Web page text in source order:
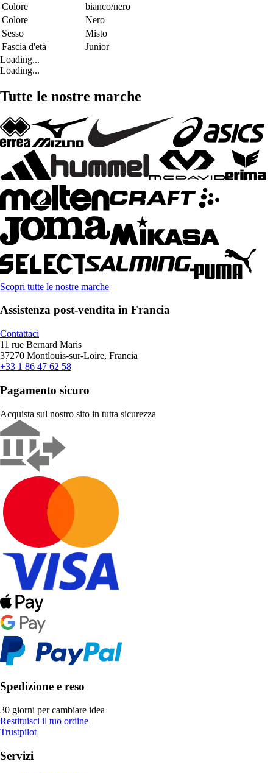
Colore
bianco/nero
Colore
Nero
Sesso
Misto
Fascia d'età
Junior
Loading...
Loading...
Tutte le nostre marche
Scopri tutte le nostre marche
Assistenza post-vendita in Francia
Contattaci
11 rue Bernard Maris
37270 Montlouis-sur-Loire, Francia
+33 1 86 47 62 58
Pagamento sicuro
Acquista sul nostro sito in tutta sicurezza
Spedizione e reso
30 giorni per cambiare idea
Restituisci il tuo ordine
Trustpilot
Servizi